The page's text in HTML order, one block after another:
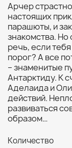
Арчер
настоящих
парашюты, и
знакомства. Но
речь, если
порог? А все
– знаменитые
Антарктиду. К
Аделаида и
действий.
развиваться
образом…
Количество